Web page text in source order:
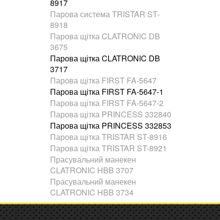
8917
Парова система TRISTAR ST-
8918
Парова щітка CLATRONIC DB
3675
Парова щітка CLATRONIC DB
3717
Парова щітка FIRST FA-5647
Парова щітка FIRST FA-5647-1
Парова щітка FIRST FA-5647-2
Парова щітка PRINCESS 332840
Парова щітка PRINCESS 332853
Парова щітка TRISTAR ST-8916
Парова щітка TRISTAR ST-8921
Прасувальний манекен
CLATRONIC HBB 3707
Прасувальний манекен
CLATRONIC HBB 3734